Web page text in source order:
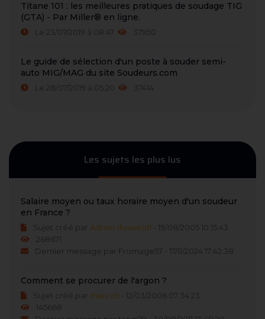
Titane 101 : les meilleures pratiques de soudage TIG
(GTA) - Par Miller® en ligne.
Le 23/07/2019 à 08:47 37950
Le guide de sélection d'un poste à souder semi-
auto MIG/MAG du site Soudeurs.com
Le 28/07/2019 à 05:20 37414
Les sujets les plus lus
Salaire moyen ou taux horaire moyen d'un soudeur
en France ?
Sujet créé par Admin dusweld1 - 19/08/2005 10:15:43
268671
Dernier message par Fromage57 - 17/11/2024 17:42:38
Comment se procurer de l'argon ?
Sujet créé par marco5 - 12/03/2006 07:34:23
145668